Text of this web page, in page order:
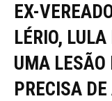
EX-
LÉRIO,
UMA LESÃO
PRECISA